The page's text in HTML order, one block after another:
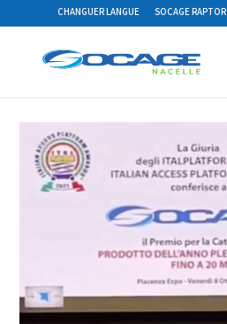
CHANGUER LANGUE SOCAGE RAPTOR